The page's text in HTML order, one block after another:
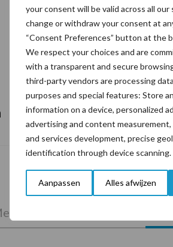
your consent will be valid across all our
change or withdraw your consent at
“Consent Preferences” button at the
We respect your choices and are
with a transparent and secure
third-party vendors are processing
purposes and special features: Store
information on a device, personalized
advertising and content measurement,
and services development, precise
identification through device scanning.
Aanpassen Alles afwijzen
De speenhuid: een vaak
risicofactor voor mastitis